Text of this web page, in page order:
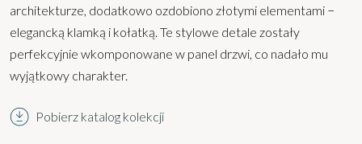
architekturze, dodatkowo ozdobiono złotymi elementami −
elegancką klamką i kołatką. Te stylowe detale zostały
perfekcyjnie wkomponowane w panel drzwi, co nadało mu
wyjątkowy charakter.
Pobierz katalog kolekcji